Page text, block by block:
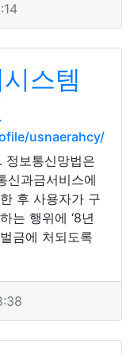
스템
usnaerahcy/
정보통신망법은
신과금서비스에
후 사용자가 구
는 행위에 ‘8년
금에 처되도록